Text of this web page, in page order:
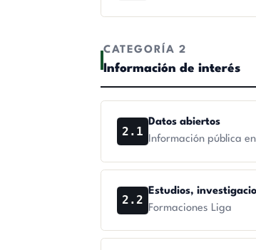
CATEGORÍA 2
Información de interés
2.1
Datos abiertos
Información pública
2.2
Estudios,
Formaciones Liga